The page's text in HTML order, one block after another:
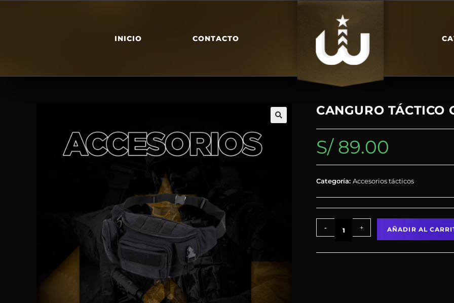
INICIO CONTACTO
CANGURO TÁCTICO
S/89.00
Categoría: Accesorios tácticos
- + AÑADIR AL